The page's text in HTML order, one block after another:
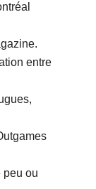
entre
peu ou